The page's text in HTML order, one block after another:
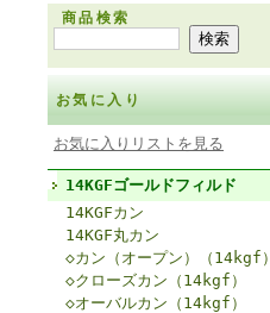
商品検索
お気に入り
お気に入りリストを見る
14KGFゴールドフィルド
14KGFカン
14KGF丸カン
◇カン（オープン）（14kgf）
◇クローズカン（14kgf）
◇オーバルカン（14kgf）